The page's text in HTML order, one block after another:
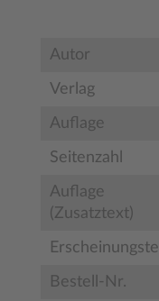
Autor
Verlag
Auflage
Seitenzahl
Auflage
(Zusatztext)
Bestell-Nr.